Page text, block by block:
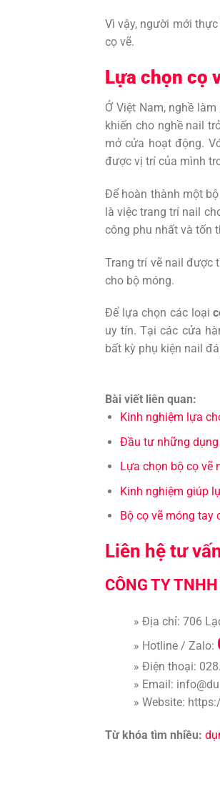
Vì vậy, người mới
cọ vẽ.
Lựa chọn cọ
Ở Việt Nam, nghề
khiến cho nghề nail
mở cửa hoạt động.
được vị trí của mình
Để hoàn thành một
là việc trang trí nail
công phu nhất và tốn
Trang trí vẽ nail được
cho bộ móng.
Để lựa chọn các loại
uy tín. Tại các cửa
bất kỳ phụ kiện nail
Bài viết liên quan:
Kinh nghiệm lựa
Đầu tư những
Lựa chọn bộ cọ vẽ
Kinh nghiệm giúp
Bộ cọ vẽ móng tay
Liên hệ tư
CÔNG TY
» Địa chỉ: 706
» Hotline / Zalo:
» Điện thoại:
» Email:
» Website:
Từ khóa tìm nhiều: